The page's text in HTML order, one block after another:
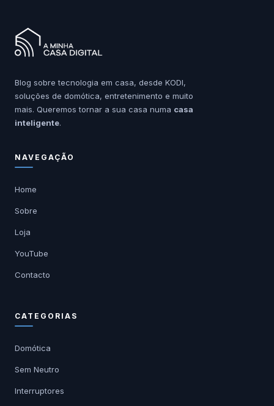
Blog sobre tecnologia em casa, desde KODI,
soluções de domótica, entretenimento e muito
mais. Queremos tornar a sua casa numa casa
inteligente.
NAVEGAÇÃO
Home
Sobre
Loja
YouTube
Contacto
CATEGORIAS
Domótica
Sem Neutro
Interruptores